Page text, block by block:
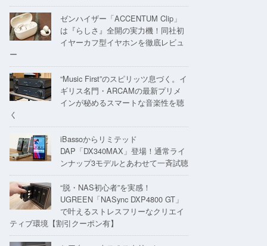
ゼンハイザー「ACCENTUM Clip」
は『らしさ』全開の実力機！同社初
イヤーカフ型イヤホンを徹底レビュ
ー
“Music First”のスピリッツ息づく。イ
ギリス名門・ARCAMの最新プリメ
インが秘めるスマートな音楽性を聴
く
iBassoからリミテッド
DAP「DX340MAX」登場！通常ライ
ンナップ3モデルとあわせて一斉試聴
“脱・NAS初心者”を実感！
UGREEN「NASync DXP4800 GT」
で叶えるストレスフリーなクリエイ
ティブ環境【割引クーポン有】